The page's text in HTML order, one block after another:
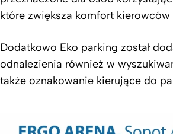
które zwiększa komfort kierowców
Dodatkowo Eko parking został
odnalezienia również w
także oznakowanie kierujące do